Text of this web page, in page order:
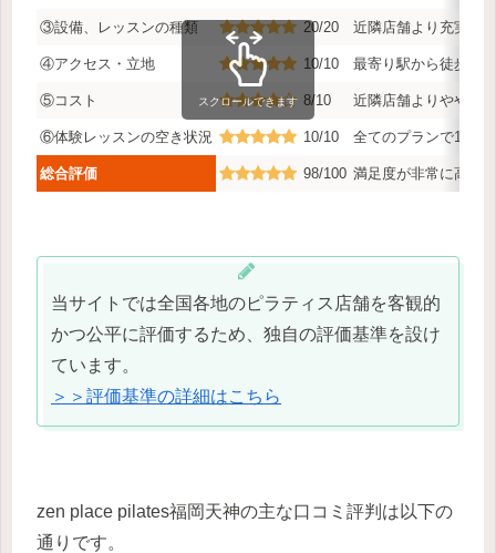
③設備、レッスンの種類 20/20 近隣店舗より充実し
④アクセス・立地 10/10 最寄り駅から徒歩5
⑤コスト 8/10 近隣店舗よりややお
⑥体験レッスンの空き状況 10/10 全てのプランで1週
総合評価 98/100 満足度が非常に高く
スクロールできます
当サイトでは全国各地のピラティス店舗を客観的
かつ公平に評価するため、独自の評価基準を設け
ています。
＞＞評価基準の詳細はこちら
zen place pilates福岡天神の主な口コミ評判は以下の
通りです。